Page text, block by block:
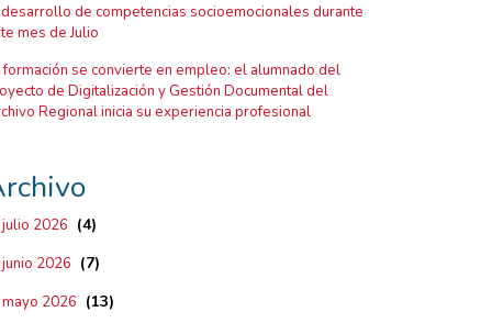
de competencias socioemocionales durante
mes de Julio
formación se convierte en empleo: el alumnado del
de Digitalización y Gestión Documental del
Regional inicia su experiencia profesional
julio 2026 (4)
junio 2026 (7)
mayo 2026 (13)